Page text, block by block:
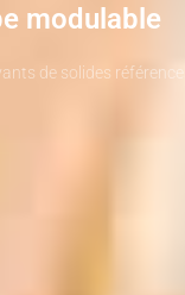
modulable
de solides références